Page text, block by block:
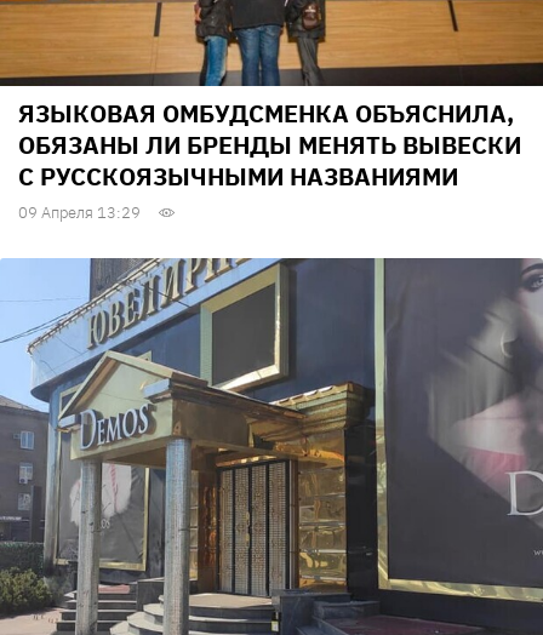
ЯЗЫКОВАЯ ОМБУДСМЕНКА ОБЪЯСНИЛА,
ОБЯЗАНЫ ЛИ БРЕНДЫ МЕНЯТЬ ВЫВЕСКИ
С РУССКОЯЗЫЧНЫМИ НАЗВАНИЯМИ
09 Апреля 13:29